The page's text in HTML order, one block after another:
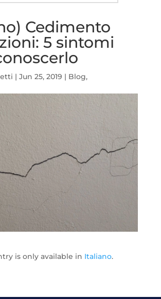
sito
Cedimento
5 sintomi
| Jun 25, 2019 | Blog,
is only available in Italiano.